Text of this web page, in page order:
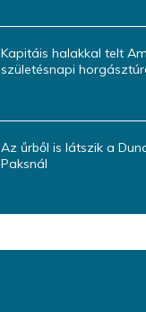
Kapitáis halakkal telt
születésnapi
Az űrből is látszik a
Paksnál